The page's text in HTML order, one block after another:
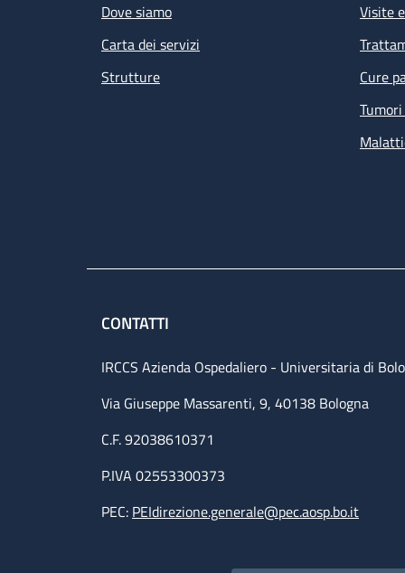
Dove siamo
Carta dei servizi
Strutture
Visite
Cure
CONTATTI
IRCCS Azienda Ospedaliero - Universitaria di
Via Giuseppe Massarenti, 9, 40138 Bologna
C.F. 92038610371
P.IVA 02553300373
PEC: PEIdirezione.generale@pec.aosp.bo.it